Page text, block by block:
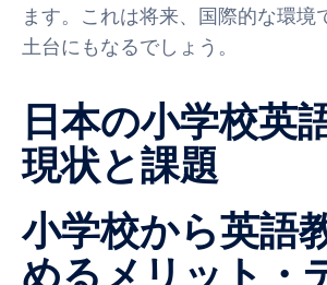
ます。これは将来、国際的な環境
土台にもなるでしょう。
日本の小学校英
現状と課題
小学校から英語
めるメリット・